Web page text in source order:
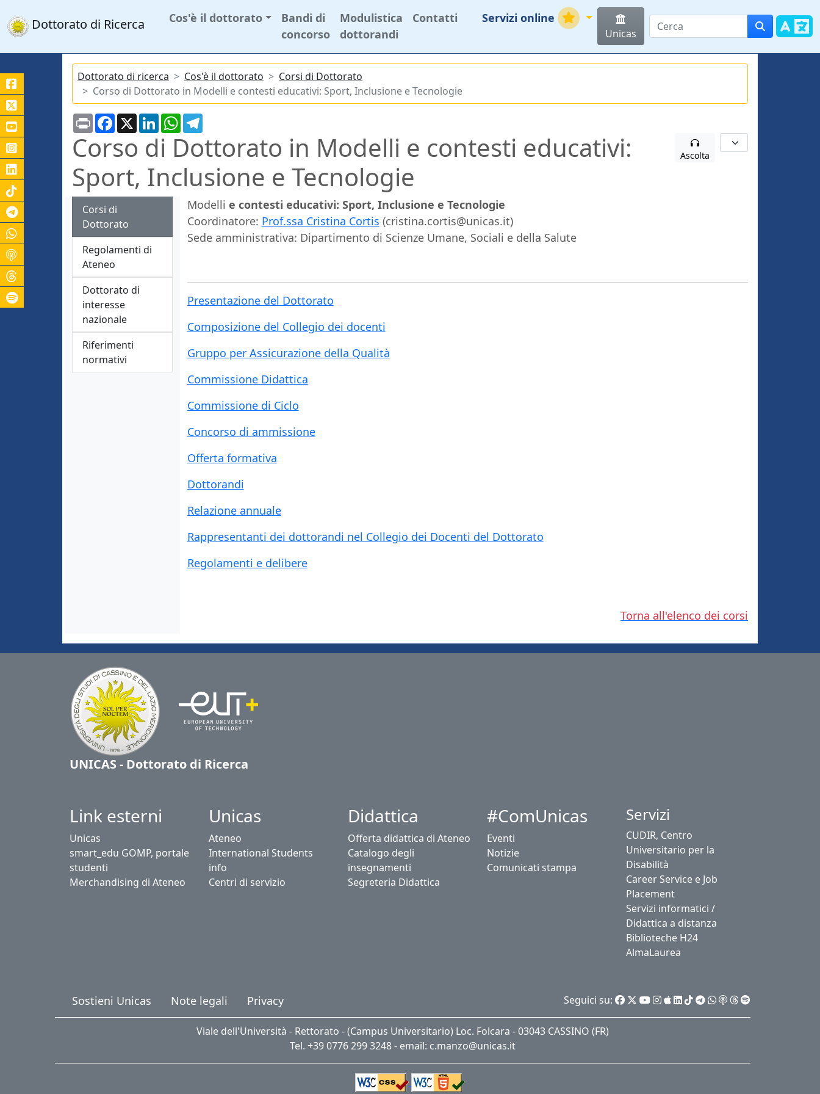
Dottorato di Ricerca Cos'è il dottorato
Bandi di
concorso
Modulistica
dottorandi
Contatti Servizi online
Unicas
Dottorato di ricerca Cos'è il dottorato
Corsi di Dottorato
Corso di Dottorato in Modelli e contesti educativi: Sport, Inclusione e Tecnologie
PrintFacebook
X LinkedInWhatsApp
Corso di Dottorato in Modelli e contesti educativi:
Sport, Inclusione e Tecnologie
Ascolta
Modelli e contesti educativi: Sport, Inclusione e Tecnologie
Coordinatore: Prof.ssa Cristina Cortis (cristina.cortis@unicas.it)
Sede amministrativa: Dipartimento di Scienze Umane, Sociali e della Salute
Presentazione del Dottorato
Composizione del Collegio dei docenti
Gruppo per Assicurazione della Qualità
Commissione Didattica
Commissione di Ciclo
Concorso di ammissione
Offerta formativa
Dottorandi
Relazione annuale
Rappresentanti dei dottorandi nel Collegio dei Docenti del Dottorato
Regolamenti e delibere
Torna all'elenco dei corsi
Corsi di
Dottorato
Regolamenti di
Ateneo
Dottorato di
interesse
nazionale
Riferimenti
normativi
UNICAS - Dottorato di Ricerca
Link esterni
Unicas
smart_edu GOMP, portale
studenti
Merchandising di Ateneo
Unicas
Ateneo
International Students
info
Centri di servizio
Didattica
Offerta didattica di Ateneo
Catalogo degli
insegnamenti
Segreteria Didattica
#ComUnicas
Eventi
Notizie
Comunicati stampa
Servizi
CUDIR, Centro
Universitario per la
Disabilità
Career Service e Job
Placement
Servizi informatici /
Didattica a distanza
Biblioteche H24
AlmaLaurea
Sostieni Unicas Note legali Privacy Seguici su:
Viale dell'Università - Rettorato - (Campus Universitario) Loc. Folcara - 03043 CASSINO (FR)
Tel. +39 0776 299 3248 - email: c.manzo@unicas.it
Canale Telegram Unicas